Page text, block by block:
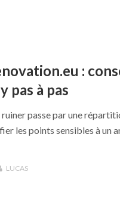
:
pas à pas
ruiner passe par une
les points sensibles à un
LUCAS